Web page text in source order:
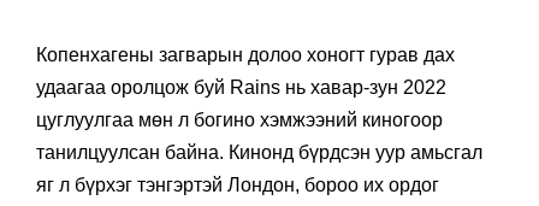
Копенхагены загварын долоо хоногт гурав дах
удаагаа оролцож буй Rains нь хавар-зун 2022
цуглуулгаа мөн л богино хэмжээний киногоор
танилцуулсан байна. Кинонд бүрдсэн уур амьсгал
яг л бүрхэг тэнгэртэй Лондон, бороо их ордог